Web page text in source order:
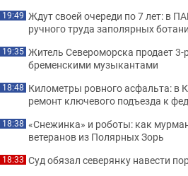
19:49 Ждут своей очереди по 7 лет: в
ручного труда заполярных
19:35 Житель Североморска продает 3-
бременскими музыкантами
18:48 Километры ровного асфальта: в
ремонт ключевого подъезда к
18:38 «Снежинка» и роботы: как
ветеранов из Полярных Зорь
18:33 Суд обязал северянку навести